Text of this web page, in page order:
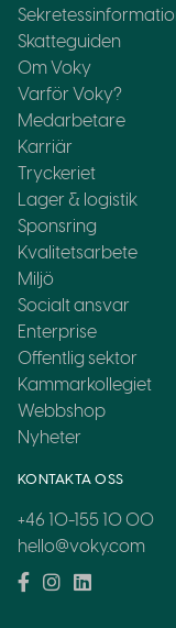
Skatteguiden
Om Voky
Varför Voky?
Medarbetare
Karriär
Tryckeriet
Lager & logistik
Sponsring
Kvalitetsarbete
Miljö
Socialt ansvar
Enterprise
Offentlig sektor
Kammarkollegiet
Webbshop
Nyheter
KONTAKTA OSS
+46 10-155 10 00
hello@voky.com